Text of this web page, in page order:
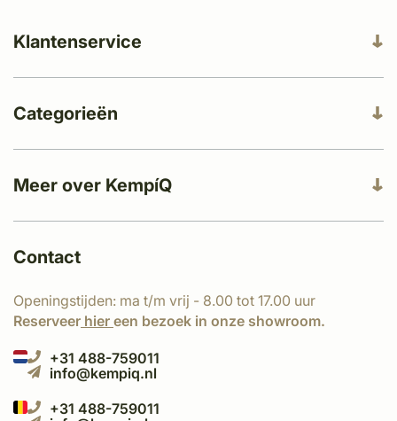
Meer over KempíQ
Klantenservice
Categorieën
Contact
Openingstijden: ma t/m vrij - 8.00 tot 17.00 uur
Reserveer hier een bezoek in onze showroom.
+31 488-759011
info@kempiq.nl
+31 488-759011